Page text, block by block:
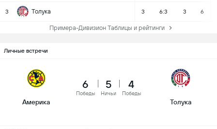
3 Толука 3 6:3 3 6
Примера-Дивизион Таблицы и рейтинги
Личные встречи
Америка
6
Победы
5
Ничьи
4
Победы
Толука